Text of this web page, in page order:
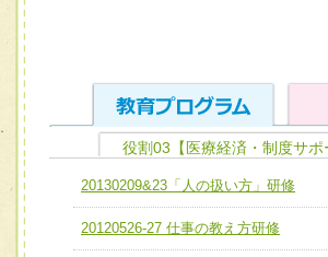
ユニット１ 医療人としての基礎能
全人的医療を実践する医療人と
ける
チーム01【病院内横断的問題解
チーム02【地域医療連携推進に
役割03【医療経済・制度サ
20130209&23「人の扱い方」研修
20120526-27 仕事の教え方研修